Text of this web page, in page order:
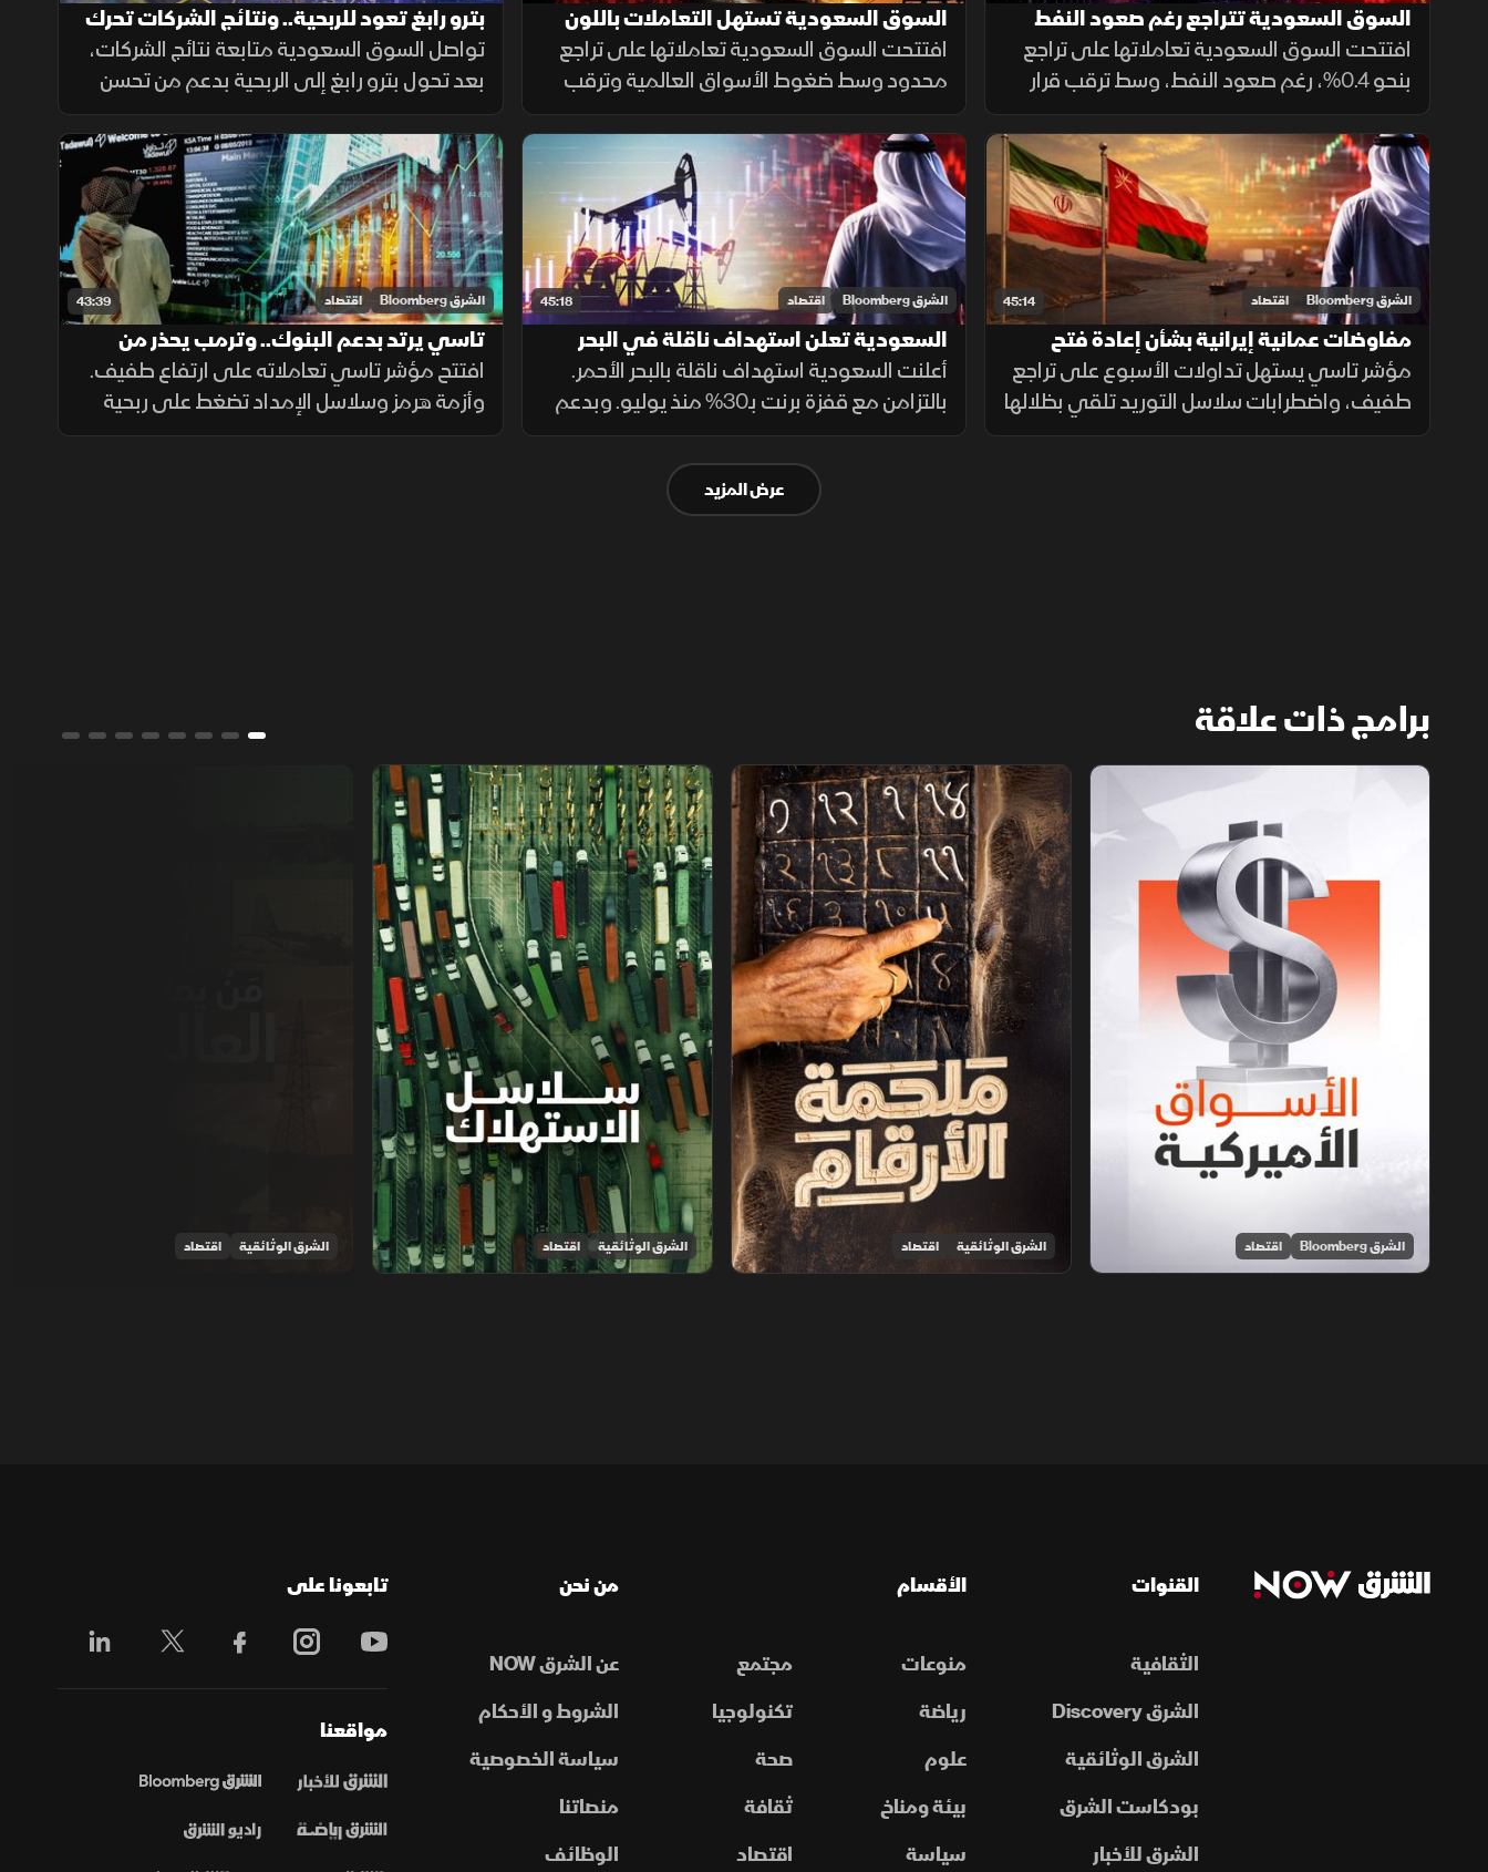
السوق السعودية تتراجع رغم صعود النفط
وترقب الفيدرالي
افتتحت السوق السعودية تعاملاتها على تراجع
بنحو 0.4%، رغم صعود النفط، وسط ترقب قرار
الفيدرالي الأميركي وتجدد التوترات
الجيوسياسية. كما ضغطت نتائج سابك، التي
قلصت خسائرها لكنها خالفت توقعات الأرباح.
السوق السعودية تستهل التعاملات باللون
الأحمر تحت ضغط النفط
افتتحت السوق السعودية تعاملاتها على تراجع
محدود وسط ضغوط الأسواق العالمية وترقب
قرار الفيدرالي الأميركي، في وقت يواصل فيه
المستثمرون متابعة نتائج الشركات وتطورات
الهدنة بين واشنطن وطهران.
بترو رابغ تعود للربحية.. ونتائج الشركات تحرك
السوق السعودية
تواصل السوق السعودية متابعة نتائج الشركات،
بعد تحول بترو رابغ إلى الربحية بدعم من تحسن
الأداء التشغيلي في وقت تراجعت أرباح
مجموعة تداول بشكل محدود، بينما دعمت نتائج
شركات الأسمنت تحركات متفاوتة للأسهم
45:14 الشرق Bloomberg اقتصاد
مفاوضات عمانية إيرانية بشأن إعادة فتح
هرمز.. وتاسي يتراجع
مؤشر تاسي يستهل تداولات الأسبوع على تراجع
طفيف، واضطرابات سلاسل التوريد تلقي بظلالها
على نتائج الشركات السعودية في الربع الثاني
45:18 الشرق Bloomberg اقتصاد
السعودية تعلن استهداف ناقلة في البحر
الأحمر.. وقفزة أسبوعية لـ"تاسي"
أعلنت السعودية استهداف ناقلة بالبحر الأحمر.
بالتزامن مع قفزة برنت بـ30% منذ يوليو. وبدعم
النتائج القوية وقطاعي الطاقة والبنوك، سجل
"تاسي" أول مكاسب أسبوعية، بعد سلسلة
تراجعات استمرت شهرا كاملا.
43:39 الشرق Bloomberg اقتصاد
تاسي يرتد بدعم البنوك.. وترمب يحذر من
إغلاق البحر الأحمر
افتتح مؤشر تاسي تعاملاته على ارتفاع طفيف.
وأزمة هرمز وسلاسل الإمداد تضغط على ربحية
شركات البتروكيماويات السعودية. وترمب يحذر
عرض المزيد
برامج ذات علاقة
الأسواق الأميركية
الشرق Bloomberg اقتصاد
ملحمة الأرقام
الشرق الوثائقية اقتصاد
سلاسل الاستهلاك
الشرق الوثائقية اقتصاد الشرق الوثائقية اقتصاد
القنوات
الثقافية
الشرق Discovery
الشرق الوثائقية
بودكاست الشرق
الشرق للأخبار
الأقسام
منوعات
مجتمع
رياضة
تكنولوجيا
علوم
صحة
بيئة ومناخ
ثقافة
سياسة
اقتصاد
من نحن
عن الشرق NOW
الشروط و الأحكام
سياسة الخصوصية
منصاتنا
الوظائف
تابعونا على
مواقعنا